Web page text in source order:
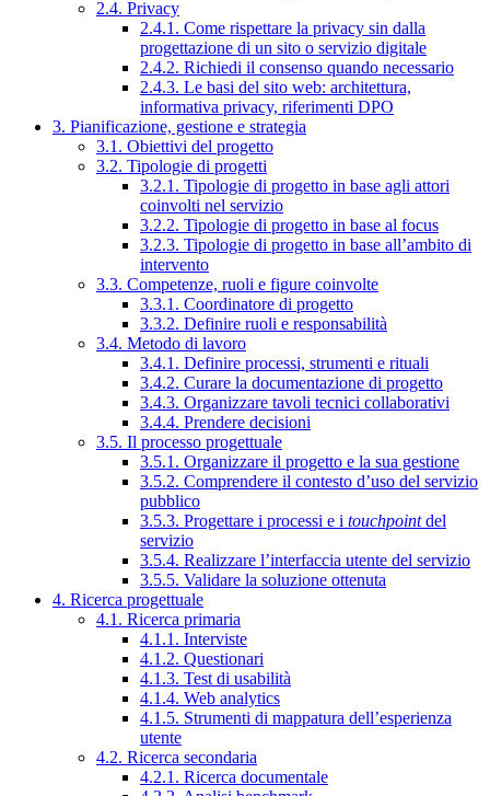
2.4. Privacy
2.4.1. Come rispettare la privacy sin dalla
progettazione di un sito o servizio digitale
2.4.2. Richiedi il consenso quando necessario
2.4.3. Le basi del sito web: architettura,
informativa privacy, riferimenti DPO
3. Pianificazione, gestione e strategia
3.1. Obiettivi del progetto
3.2. Tipologie di progetti
3.2.1. Tipologie di progetto in base agli attori
coinvolti nel servizio
3.2.2. Tipologie di progetto in base al focus
3.2.3. Tipologie di progetto in base all’ambito di
intervento
3.3. Competenze, ruoli e figure coinvolte
3.3.1. Coordinatore di progetto
3.3.2. Definire ruoli e responsabilità
3.4. Metodo di lavoro
3.4.1. Definire processi, strumenti e rituali
3.4.2. Curare la documentazione di progetto
3.4.3. Organizzare tavoli tecnici collaborativi
3.4.4. Prendere decisioni
3.5. Il processo progettuale
3.5.1. Organizzare il progetto e la sua gestione
3.5.2. Comprendere il contesto d’uso del servizio
pubblico
3.5.3. Progettare i processi e i touchpointdel
servizio
3.5.4. Realizzare l’interfaccia utente del servizio
3.5.5. Validare la soluzione ottenuta
4. Ricerca progettuale
4.1. Ricerca primaria
4.1.1. Interviste
4.1.2. Questionari
4.1.3. Test di usabilità
4.1.4. Web analytics
4.1.5. Strumenti di mappatura dell’esperienza
utente
4.2. Ricerca secondaria
4.2.1. Ricerca documentale